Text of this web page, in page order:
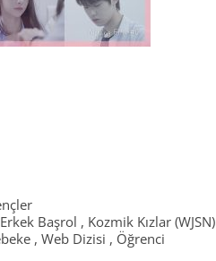
Başrol , Kozmik Kızlar (WJSN)
, Web Dizisi , Öğrenci